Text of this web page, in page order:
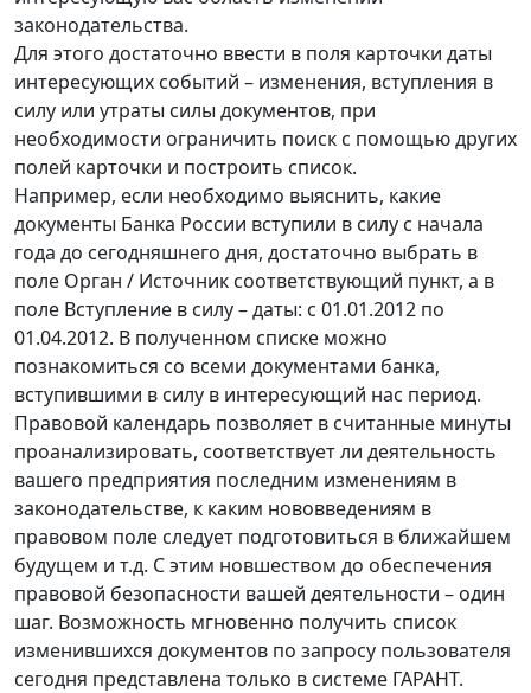
законодательства.
Для этого достаточно ввести в поля карточки даты
интересующих событий – изменения, вступления в
силу или утраты силы документов, при
необходимости ограничить поиск с помощью других
полей карточки и построить список.
Например, если необходимо выяснить, какие
документы Банка России вступили в силу с начала
года до сегодняшнего дня, достаточно выбрать в
поле Орган / Источник соответствующий пункт, а в
поле Вступление в силу – даты: с 01.01.2012 по
01.04.2012. В полученном списке можно
познакомиться со всеми документами банка,
вступившими в силу в интересующий нас период.
Правовой календарь позволяет в считанные минуты
проанализировать, соответствует ли деятельность
вашего предприятия последним изменениям в
законодательстве, к каким нововведениям в
правовом поле следует подготовиться в ближайшем
будущем и т.д. С этим новшеством до обеспечения
правовой безопасности вашей деятельности – один
шаг. Возможность мгновенно получить список
изменившихся документов по запросу пользователя
сегодня представлена только в системе ГАРАНТ.